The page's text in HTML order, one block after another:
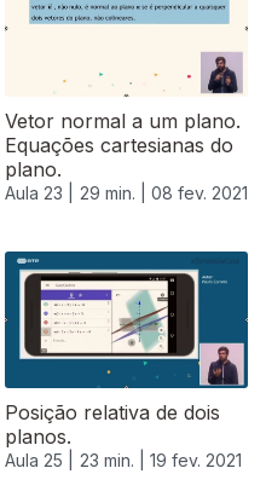
Vetor normal a um plano.
Equações cartesianas do
plano.
Aula 23 | 29 min. | 08 fev. 2021
Posição relativa de dois
planos.
Aula 25 | 23 min. | 19 fev. 2021